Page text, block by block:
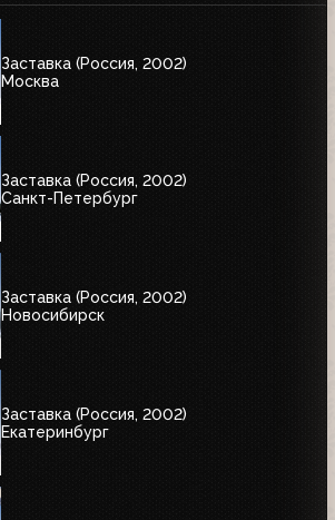
Заставка (Россия, 2002)
Москва
Заставка (Россия, 2002)
Санкт-Петербург
Заставка (Россия, 2002)
Новосибирск
Заставка (Россия, 2002)
Екатеринбург